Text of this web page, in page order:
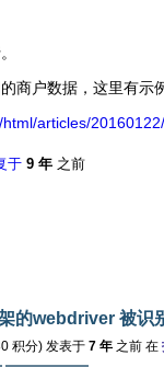
商户数据，这里有示
articles/
于 9 年 之前
的webdriver 被识
积分) 发表于 7 年 之前 在